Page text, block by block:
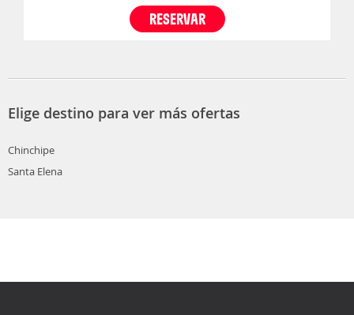
RESERVAR
Elige destino para ver más ofertas
Chinchipe
Santa Elena